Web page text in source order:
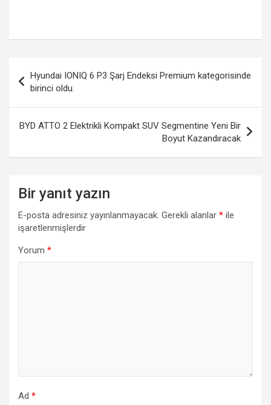
gezinmesi
Hyundai IONIQ 6 P3 Şarj Endeksi Premium kategorisinde
birinci oldu.
BYD ATTO 2 Elektrikli Kompakt SUV Segmentine Yeni Bir
Boyut Kazandıracak
Bir yanıt yazın
E-posta adresiniz yayınlanmayacak. Gerekli alanlar * ile
işaretlenmişlerdir
Yorum *
Ad *